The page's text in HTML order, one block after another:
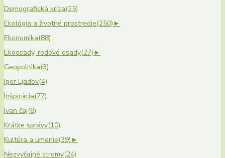
Demografická kríza(25)
Ekológia a životné prostredie(250)►
Ekonomika(88)
Ekoosady, rodové osady(27)►
Geopolitika(3)
Igor Ljadov(4)
Inšpirácia(77)
Ivan čaj(8)
Krátke správy(10)
Kultúra a umenie(39)►
Nezvyčajné stromy(24)